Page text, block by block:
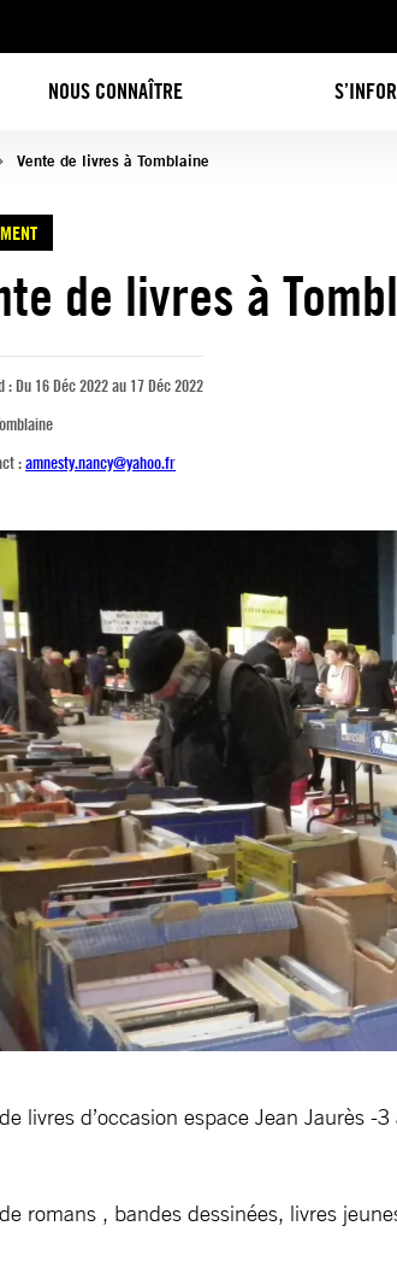
NOUS CONNAÎTRE
Vente de livres à Tomblaine
de livres à
:Du 16 Déc 2022 au 17 Déc 2022
:amnesty.nancy@yahoo.fr
livres d’occasion espace Jean Jaurès
romans , bandes dessinées, livres